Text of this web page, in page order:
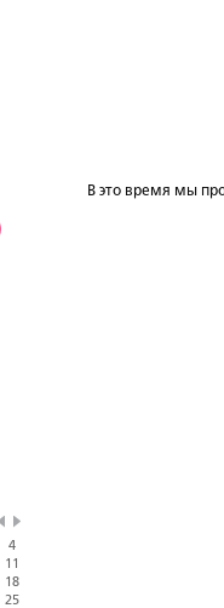
4
11
18
25
В это время мы